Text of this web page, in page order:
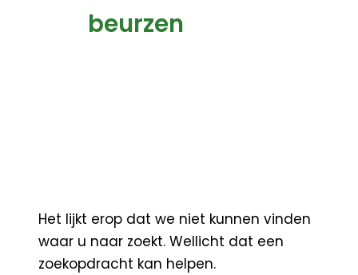
beurzen
Het lijkt erop dat we niet kunnen vinden
waar u naar zoekt. Wellicht dat een
zoekopdracht kan helpen.